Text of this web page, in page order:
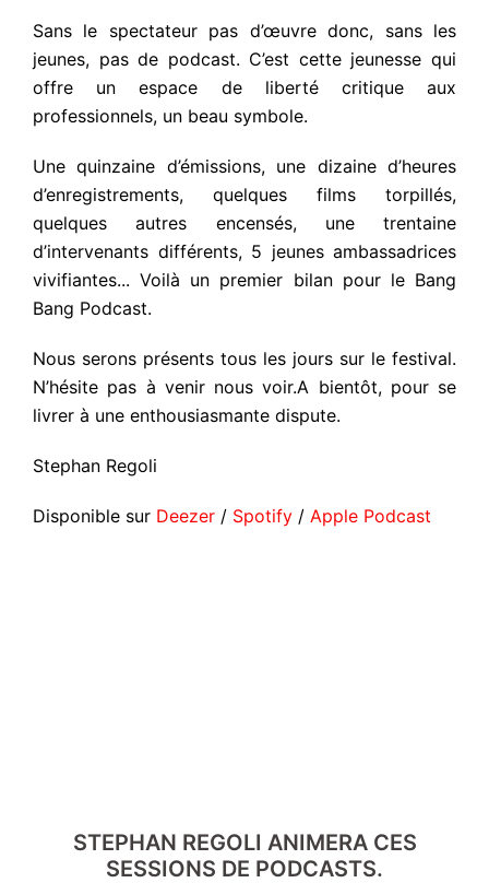
Sans le spectateur pas d’œuvre donc, sans les
jeunes, pas de podcast. C’est cette jeunesse qui
offre un espace de liberté critique aux
professionnels, un beau symbole.
Une quinzaine d’émissions, une dizaine d’heures
d’enregistrements, quelques films torpillés,
quelques autres encensés, une trentaine
d’intervenants différents, 5 jeunes ambassadrices
vivifiantes... Voilà un premier bilan pour le Bang
Bang Podcast.
Nous serons présents tous les jours sur le festival.
N’hésite pas à venir nous voir.A bientôt, pour se
livrer à une enthousiasmante dispute.
Stephan Regoli
Disponible sur Deezer / Spotify / Apple Podcast
STEPHAN REGOLI ANIMERA CES
SESSIONS DE PODCASTS.